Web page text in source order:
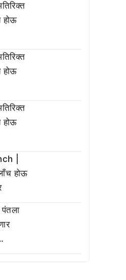
होऊ
होऊ
होऊ
|
होऊ